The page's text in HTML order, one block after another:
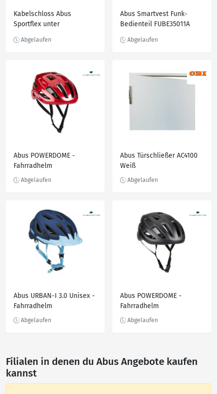
Kabelschloss Abus
Sportflex unter
Abus Smartvest Funk-
Bedienteil FUBE35011A
Abus POWERDOME -
Fahrradhelm
Abus Türschließer AC4100
Weiß
Abus URBAN-I 3.0 Unisex -
Fahrradhelm
Abus POWERDOME -
Fahrradhelm
Filialen in denen du Abus Angebote kaufen
kannst